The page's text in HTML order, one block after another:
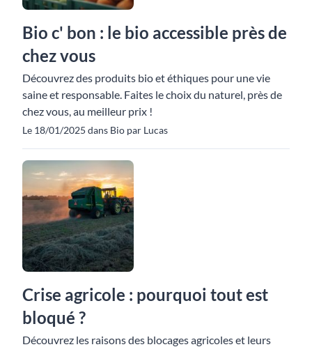
Bio c' bon : le bio accessible près de
chez vous
Découvrez des produits bio et éthiques pour une vie
saine et responsable. Faites le choix du naturel, près de
chez vous, au meilleur prix !
Le 18/01/2025 dans Bio par Lucas
Crise agricole : pourquoi tout est
bloqué ?
Découvrez les raisons des blocages agricoles et leurs